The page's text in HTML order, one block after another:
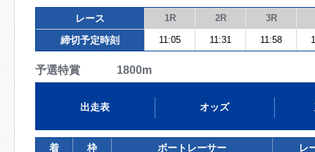
レース 1R 2R 3R
締切予定時刻 11:05 11:31 11:58
予選特賞 1800m
出走表 オッズ
着 枠 ボートレーサー レ